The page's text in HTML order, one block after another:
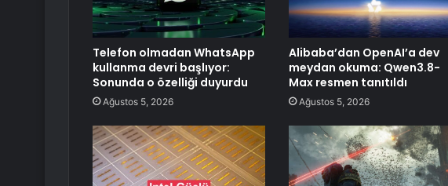
Telefon olmadan WhatsApp
kullanma devri başlıyor:
Sonunda o özelliği duyurdu
Ağustos 5, 2026
Alibaba’dan OpenAI’a dev
meydan okuma: Qwen3.8-
Max resmen tanıtıldı
Ağustos 5, 2026